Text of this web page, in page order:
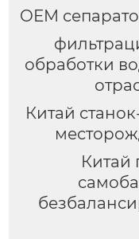
OEM
обработки
Китай
Китай